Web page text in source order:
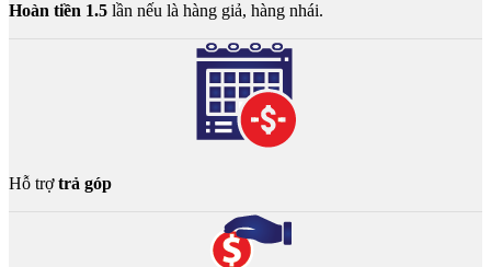
Hoàn tiền 1.5 lần nếu là hàng giả, hàng nhái.
Hỗ trợtrả góp